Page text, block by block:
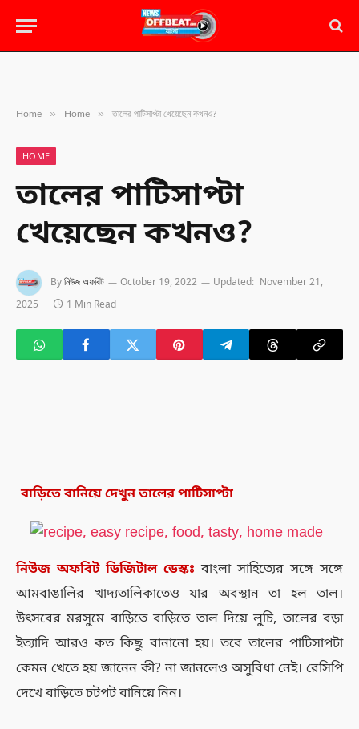
Home » Home » তালের পাটিসাপ্টা খেয়েছেন কখনও?
HOME
তালের পাটিসাপ্টা
খেয়েছেন কখনও?
Byনিউজ অফবিট October 19, 2022 Updated: November 21,
2025
1 Min Read
বাড়িতে বানিয়ে দেখুন তালের পাটিসাপ্টা
নিউজ অফবিট ডিজিটাল ডেস্কঃ বাংলা সাহিত্যের সঙ্গে সঙ্গে
আমবাঙালির খাদ্যতালিকাতেও যার অবস্থান তা হল তাল।
উৎসবের মরসুমে বাড়িতে বাড়িতে তাল দিয়ে লুচি, তালের বড়া
ইত্যাদি আরও কত কিছু বানানো হয়। তবে তালের পাটিসাপটা
কেমন খেতে হয় জানেন কী? না জানলেও অসুবিধা নেই। রেসিপি
দেখে বাড়িতে চটপট বানিয়ে নিন।